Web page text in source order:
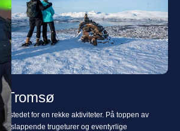
Tromsø
stedet for en rekke aktiviteter. På toppen av
avslappende trugeturer og eventyrlige